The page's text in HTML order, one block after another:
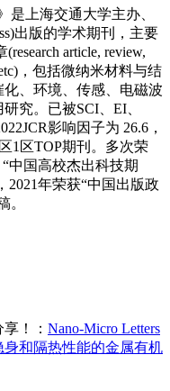
是上海交通大学主办、
出版的学术期刊，主要
article, review,
，包括微纳米材料与结
、环境、传感、电磁波
究。已被SCI、EI、
影响因子为 26.6，
1区TOP期刊。多次荣
中国高校杰出科技期
2021年荣获“中国出版政
。
！： Nano-Micro Letters
和隔热性能的金属有机